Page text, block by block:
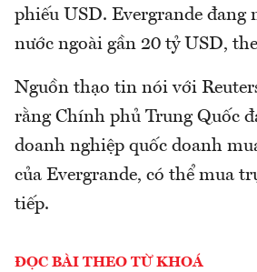
phiếu USD. Evergrande đang
nước ngoài gần 20 tỷ USD,
Nguồn thạo tin nói với
rằng Chính phủ Trung Quốc
doanh nghiệp quốc doanh
của Evergrande, có thể mua
tiếp.
ĐỌC BÀI THEO TỪ KHOÁ